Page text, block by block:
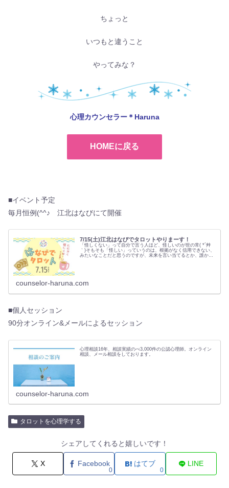
ちょっと
いつもと違うこと
やってみな？
心理カウンセラー＊Haruna
HOMEに戻る
■イベント予定
毎月恒例(^^♪ 江北はなびにて開催
7/15(土)江北はなびでタロットやりまーす！
「怪しくない」って自分で言う人ほど、怪しいのが世の常( *´艸
｀)そもそも「怪しい」っていうのは、根拠がなく信用できない、
みたいなことだと思うのですが、未来を言い当てるとか、誰かの
counselor-haruna.com
■個人セッション
90分オンライン&メールによるセッション
心理相談16年、相談実績のべ3,000件の公認心理師。オンライン
相談、メール相談をしております。
counselor-haruna.com
タロットを心理学する
シェアしてくれると嬉しいです！
X Facebook
0
はてブ
0
LINE